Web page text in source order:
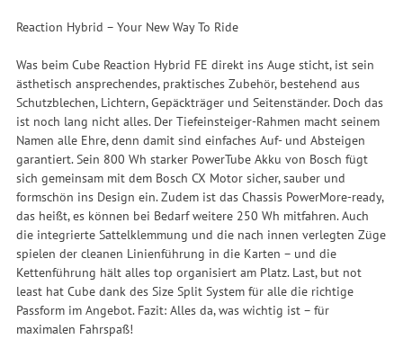
Reaction Hybrid – Your New Way To Ride
Was beim Cube Reaction Hybrid FE direkt ins Auge sticht, ist sein
ästhetisch ansprechendes, praktisches Zubehör, bestehend aus
Schutzblechen, Lichtern, Gepäckträger und Seitenständer. Doch das
ist noch lang nicht alles. Der Tiefeinsteiger-Rahmen macht seinem
Namen alle Ehre, denn damit sind einfaches Auf- und Absteigen
garantiert. Sein 800 Wh starker PowerTube Akku von Bosch fügt
sich gemeinsam mit dem Bosch CX Motor sicher, sauber und
formschön ins Design ein. Zudem ist das Chassis PowerMore-ready,
das heißt, es können bei Bedarf weitere 250 Wh mitfahren. Auch
die integrierte Sattelklemmung und die nach innen verlegten Züge
spielen der cleanen Linienführung in die Karten – und die
Kettenführung hält alles top organisiert am Platz. Last, but not
least hat Cube dank des Size Split System für alle die richtige
Passform im Angebot. Fazit: Alles da, was wichtig ist – für
maximalen Fahrspaß!